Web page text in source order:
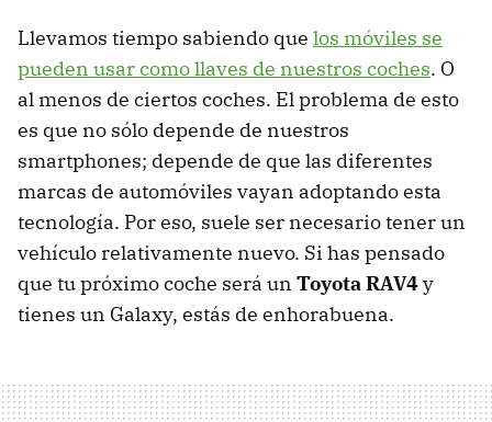
Llevamos tiempo sabiendo que los móviles se
pueden usar como llaves de nuestros coches. O
al menos de ciertos coches. El problema de esto
es que no sólo depende de nuestros
smartphones; depende de que las diferentes
marcas de automóviles vayan adoptando esta
tecnología. Por eso, suele ser necesario tener un
vehículo relativamente nuevo. Si has pensado
que tu próximo coche será un Toyota RAV4y
tienes un Galaxy, estás de enhorabuena.